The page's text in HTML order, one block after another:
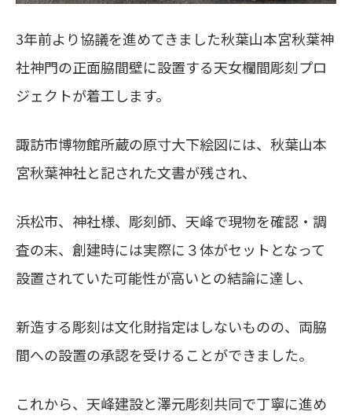
3年前より協議を進めてきました秋葉山本宮秋葉神
社神門の正面脇間壁に設置する天女欄間彫刻プロ
ジェクトが着工します。
諏訪市博物館所蔵の原寸大下絵図には、秋葉山本
宮秋葉神社と記された文書が残され、
浜松市、神社様、彫刻師、天峰で現物を確認・調
査の末、創建時には実際に３体がセットとなって
設置されていた可能性が高いとの結論に達し、
新造する彫刻は文化財指定はしないものの、両脇
間への設置の承認を受けることができました。
これから、天峰建設と澤元彫刻共同で丁寧に進め